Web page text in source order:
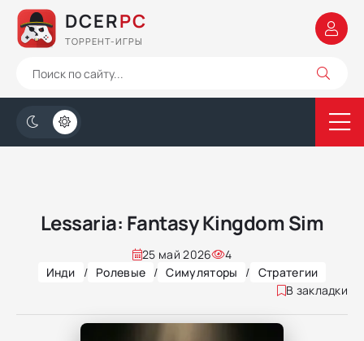
DCERPC
ТОРРЕНТ-ИГРЫ
Lessaria: Fantasy Kingdom Sim
25 май 2026
4
Инди
/ Ролевые / Симуляторы / Стратегии
В закладки